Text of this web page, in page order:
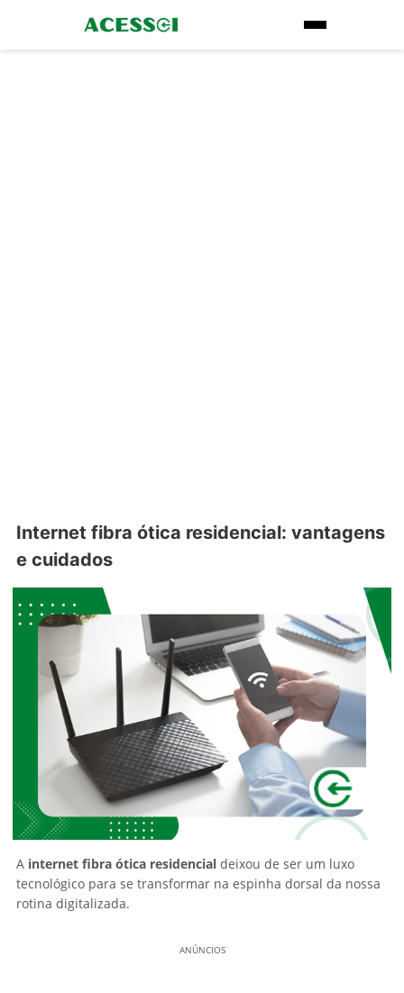
Internet fibra ótica residencial: vantagens
e cuidados
A internet fibra ótica residencial deixou de ser um luxo
tecnológico para se transformar na espinha dorsal da nossa
rotina digitalizada.
ANÚNCIOS